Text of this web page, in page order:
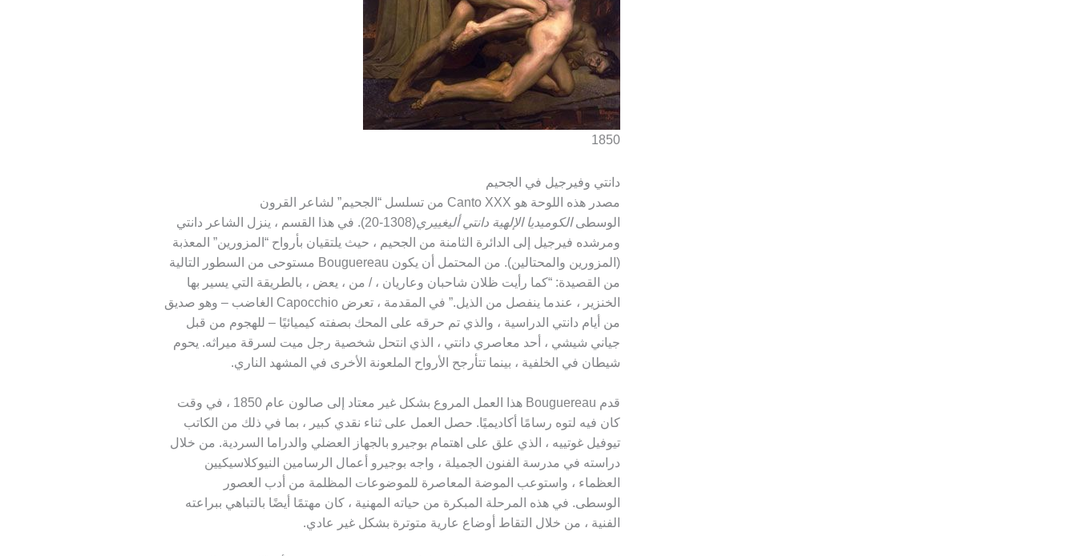
1850
دانتي وفيرجيل في الجحيم
مصدر هذه اللوحة هو Canto XXX من تسلسل “الجحيم” لشاعر القرون
الوسطىالكوميديا ​​الإلهية دانتي أليغييري
(1308-20). في هذا القسم ، ينزل الشاعر دانتي
ومرشده فيرجيل إلى الدائرة الثامنة من الجحيم ، حيث يلتقيان بأرواح “المزورين” المعذبة
(المزورين والمحتالين). من المحتمل أن يكون Bouguereau مستوحى من السطور التالية
من القصيدة: “كما رأيت ظلان شاحبان وعاريان ، / من ، يعض ​​، بالطريقة التي يسير بها
الخنزير ، عندما ينفصل من الذيل.” في المقدمة ، تعرض Capocchio الغاضب – وهو صديق
من أيام دانتي الدراسية ، والذي تم حرقه على المحك بصفته كيميائيًا – للهجوم من قبل
جياني شيشي ، أحد معاصري دانتي ، الذي انتحل شخصية رجل ميت لسرقة ميراثه. يحوم
شيطان في الخلفية ، بينما تتأرجح الأرواح الملعونة الأخرى في المشهد الناري.
قدم Bouguereau هذا العمل المروع بشكل غير معتاد إلى صالون عام 1850 ، في وقت
كان فيه لتوه رسامًا أكاديميًا. حصل العمل على ثناء نقدي كبير ، بما في ذلك من الكاتب
تيوفيل غوتييه ، الذي علق على اهتمام بوجيرو بالجهاز العضلي والدراما السردية. من خلال
دراسته في مدرسة الفنون الجميلة ، واجه بوجيرو أعمال الرسامين النيوكلاسيكيين
العظماء ، واستوعب الموضة المعاصرة للموضوعات المظلمة من أدب العصور
الوسطى. في هذه المرحلة المبكرة من حياته المهنية ، كان مهتمًا أيضًا بالتباهي ببراعته
الفنية ، من خلال التقاط أوضاع عارية متوترة بشكل غير عادي.